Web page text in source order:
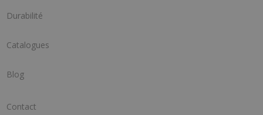
Durabilité
Catalogues
Blog
Contact